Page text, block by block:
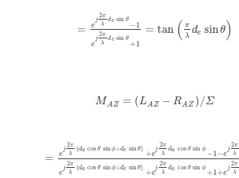
= e
j
2π
λ
de sin θ
−1
e
j
2π
λ
de sin θ
+1
= tan ( π
λ
de sinθ)
M A Z = (L A Z − R A Z )/Σ
= e
j
2π
λ
(da cos θ sin ϕ+de sin θ)
+e
j
2π
λ
da cos θ sin ϕ
−1−e
j
2π
λ
e
j
2π
λ
(da cos θ sin ϕ+de sin θ)
+e
j
2π
λ
da cos θ sin ϕ
+1+e
j
2π
λ